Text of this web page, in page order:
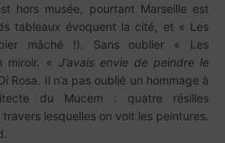
hors musée, pourtant Marseille est
tableaux évoquent la cité, et « Les
mâché !). Sans oublier « Les
miroir. « J’avais envie de peindre le
Rosa. Il n’a pas oublié un hommage à
du Mucem : quatre résilles
lesquelles on voit les peintures.